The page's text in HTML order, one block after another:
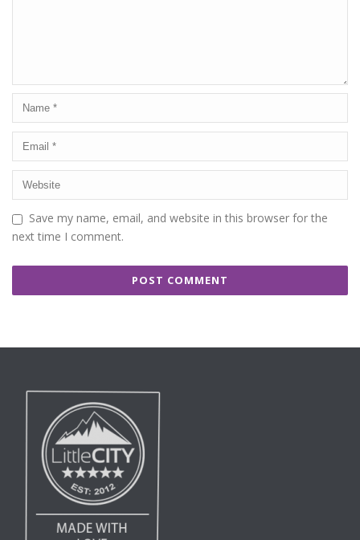
Save my name, email, and website in this browser for the
next time I comment.